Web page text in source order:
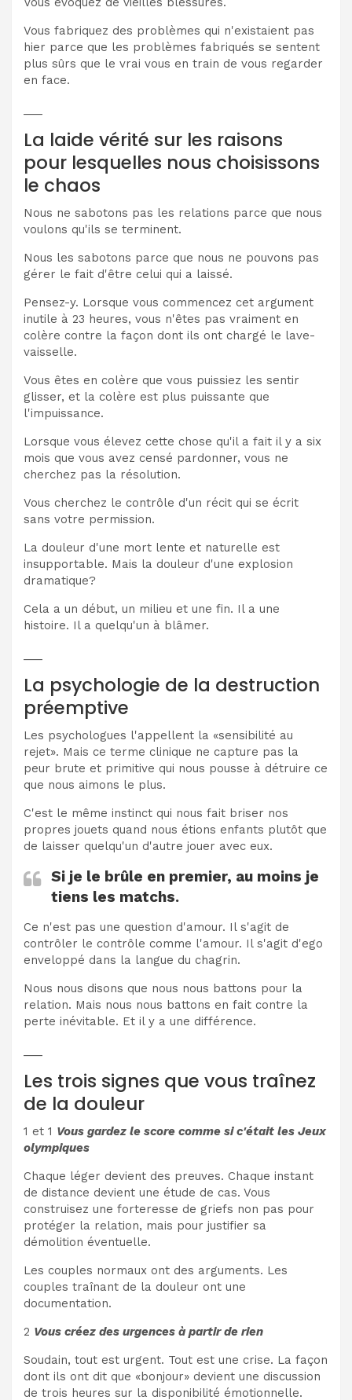
Vous fabriquez des problèmes qui n'existaient pas
hier parce que les problèmes fabriqués se sentent
plus sûrs que le vrai vous en train de vous regarder
en face.
La laide vérité sur les raisons
pour lesquelles nous choisissons
le chaos
Nous ne sabotons pas les relations parce que nous
voulons qu'ils se terminent.
Nous les sabotons parce que nous ne pouvons pas
gérer le fait d'être celui qui a laissé.
Pensez-y. Lorsque vous commencez cet argument
inutile à 23 heures, vous n'êtes pas vraiment en
colère contre la façon dont ils ont chargé le lave-
vaisselle.
Vous êtes en colère que vous puissiez les sentir
glisser, et la colère est plus puissante que
l'impuissance.
Lorsque vous élevez cette chose qu'il a fait il y a six
mois que vous avez censé pardonner, vous ne
cherchez pas la résolution.
Vous cherchez le contrôle d'un récit qui se écrit
sans votre permission.
La douleur d'une mort lente et naturelle est
insupportable. Mais la douleur d'une explosion
dramatique?
Cela a un début, un milieu et une fin. Il a une
histoire. Il a quelqu'un à blâmer.
La psychologie de la destruction
préemptive
Les psychologues l'appellent la «sensibilité au
rejet». Mais ce terme clinique ne capture pas la
peur brute et primitive qui nous pousse à détruire ce
que nous aimons le plus.
C'est le même instinct qui nous fait briser nos
propres jouets quand nous étions enfants plutôt que
de laisser quelqu'un d'autre jouer avec eux.
Si je le brûle en premier, au moins je
tiens les matchs.
Ce n'est pas une question d'amour. Il s'agit de
contrôler le contrôle comme l'amour. Il s'agit d'ego
enveloppé dans la langue du chagrin.
Nous nous disons que nous nous battons pour la
relation. Mais nous nous battons en fait contre la
perte inévitable. Et il y a une différence.
Les trois signes que vous traînez
de la douleur
1 et 1 Vous gardez le score comme si c'était les Jeux
olympiques
Chaque léger devient des preuves. Chaque instant
de distance devient une étude de cas. Vous
construisez une forteresse de griefs non pas pour
protéger la relation, mais pour justifier sa
démolition éventuelle.
Les couples normaux ont des arguments. Les
couples traînant de la douleur ont une
documentation.
2 Vous créez des urgences à partir de rien
Soudain, tout est urgent. Tout est une crise. La façon
dont ils ont dit que «bonjour» devient une discussion
de trois heures sur la disponibilité émotionnelle.